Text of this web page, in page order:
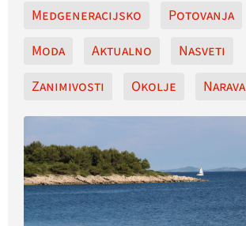
Medgeneracijsko
Potovanja
Moda
Aktualno
Nasveti
Zanimivosti
Okolje Narava